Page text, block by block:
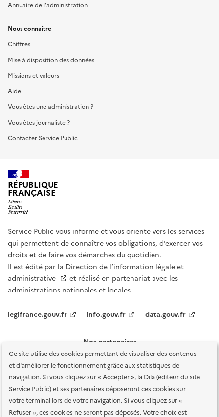
Ce site utilise des cookies permettant de visualiser des contenus
et d'améliorer le fonctionnement grâce aux statistiques de
navigation. Si vous cliquez sur « Accepter », la Dila (éditeur du site
Service Public) et ses partenaires déposeront ces cookies sur
votre terminal lors de votre navigation. Si vous cliquez sur «
Refuser », ces cookies ne seront pas déposés. Votre choix est
Annuaire de l'administration
Nous connaître
Chiffres
Mise à disposition des données
Missions et valeurs
Aide
Vous êtes une administration ?
Vous êtes journaliste ?
Contacter Service Public
RÉPUBLIQUE
FRANÇAISE
Service Public vous informe et vous oriente vers les services
qui permettent de connaître vos obligations, d’exercer vos
droits et de faire vos démarches du quotidien.
Il est édité par la Direction de l’information légale et
administrative
et réalisé en partenariat avec les
administrations nationales et locales.
legifrance.gouv.fr info.gouv.fr data.gouv.fr
Nos partenaires
Plan du site Accessibilité : totalement conforme Accessibilité des